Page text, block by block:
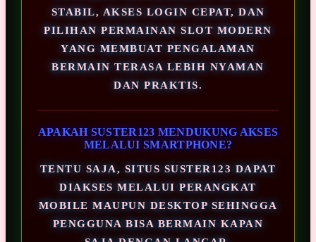
STABIL, AKSES LOGIN CEPAT, DAN
PILIHAN PERMAINAN SLOT MODERN
YANG MEMBUAT PENGALAMAN
BERMAIN TERASA LEBIH NYAMAN
DAN PRAKTIS.
APAKAH SUSTER123 MENDUKUNG AKSES
MELALUI SMARTPHONE?
TENTU SAJA, SITUS SUSTER123 DAPAT
DIAKSES MELALUI PERANGKAT
MOBILE MAUPUN DESKTOP SEHINGGA
PENGGUNA BISA BERMAIN KAPAN